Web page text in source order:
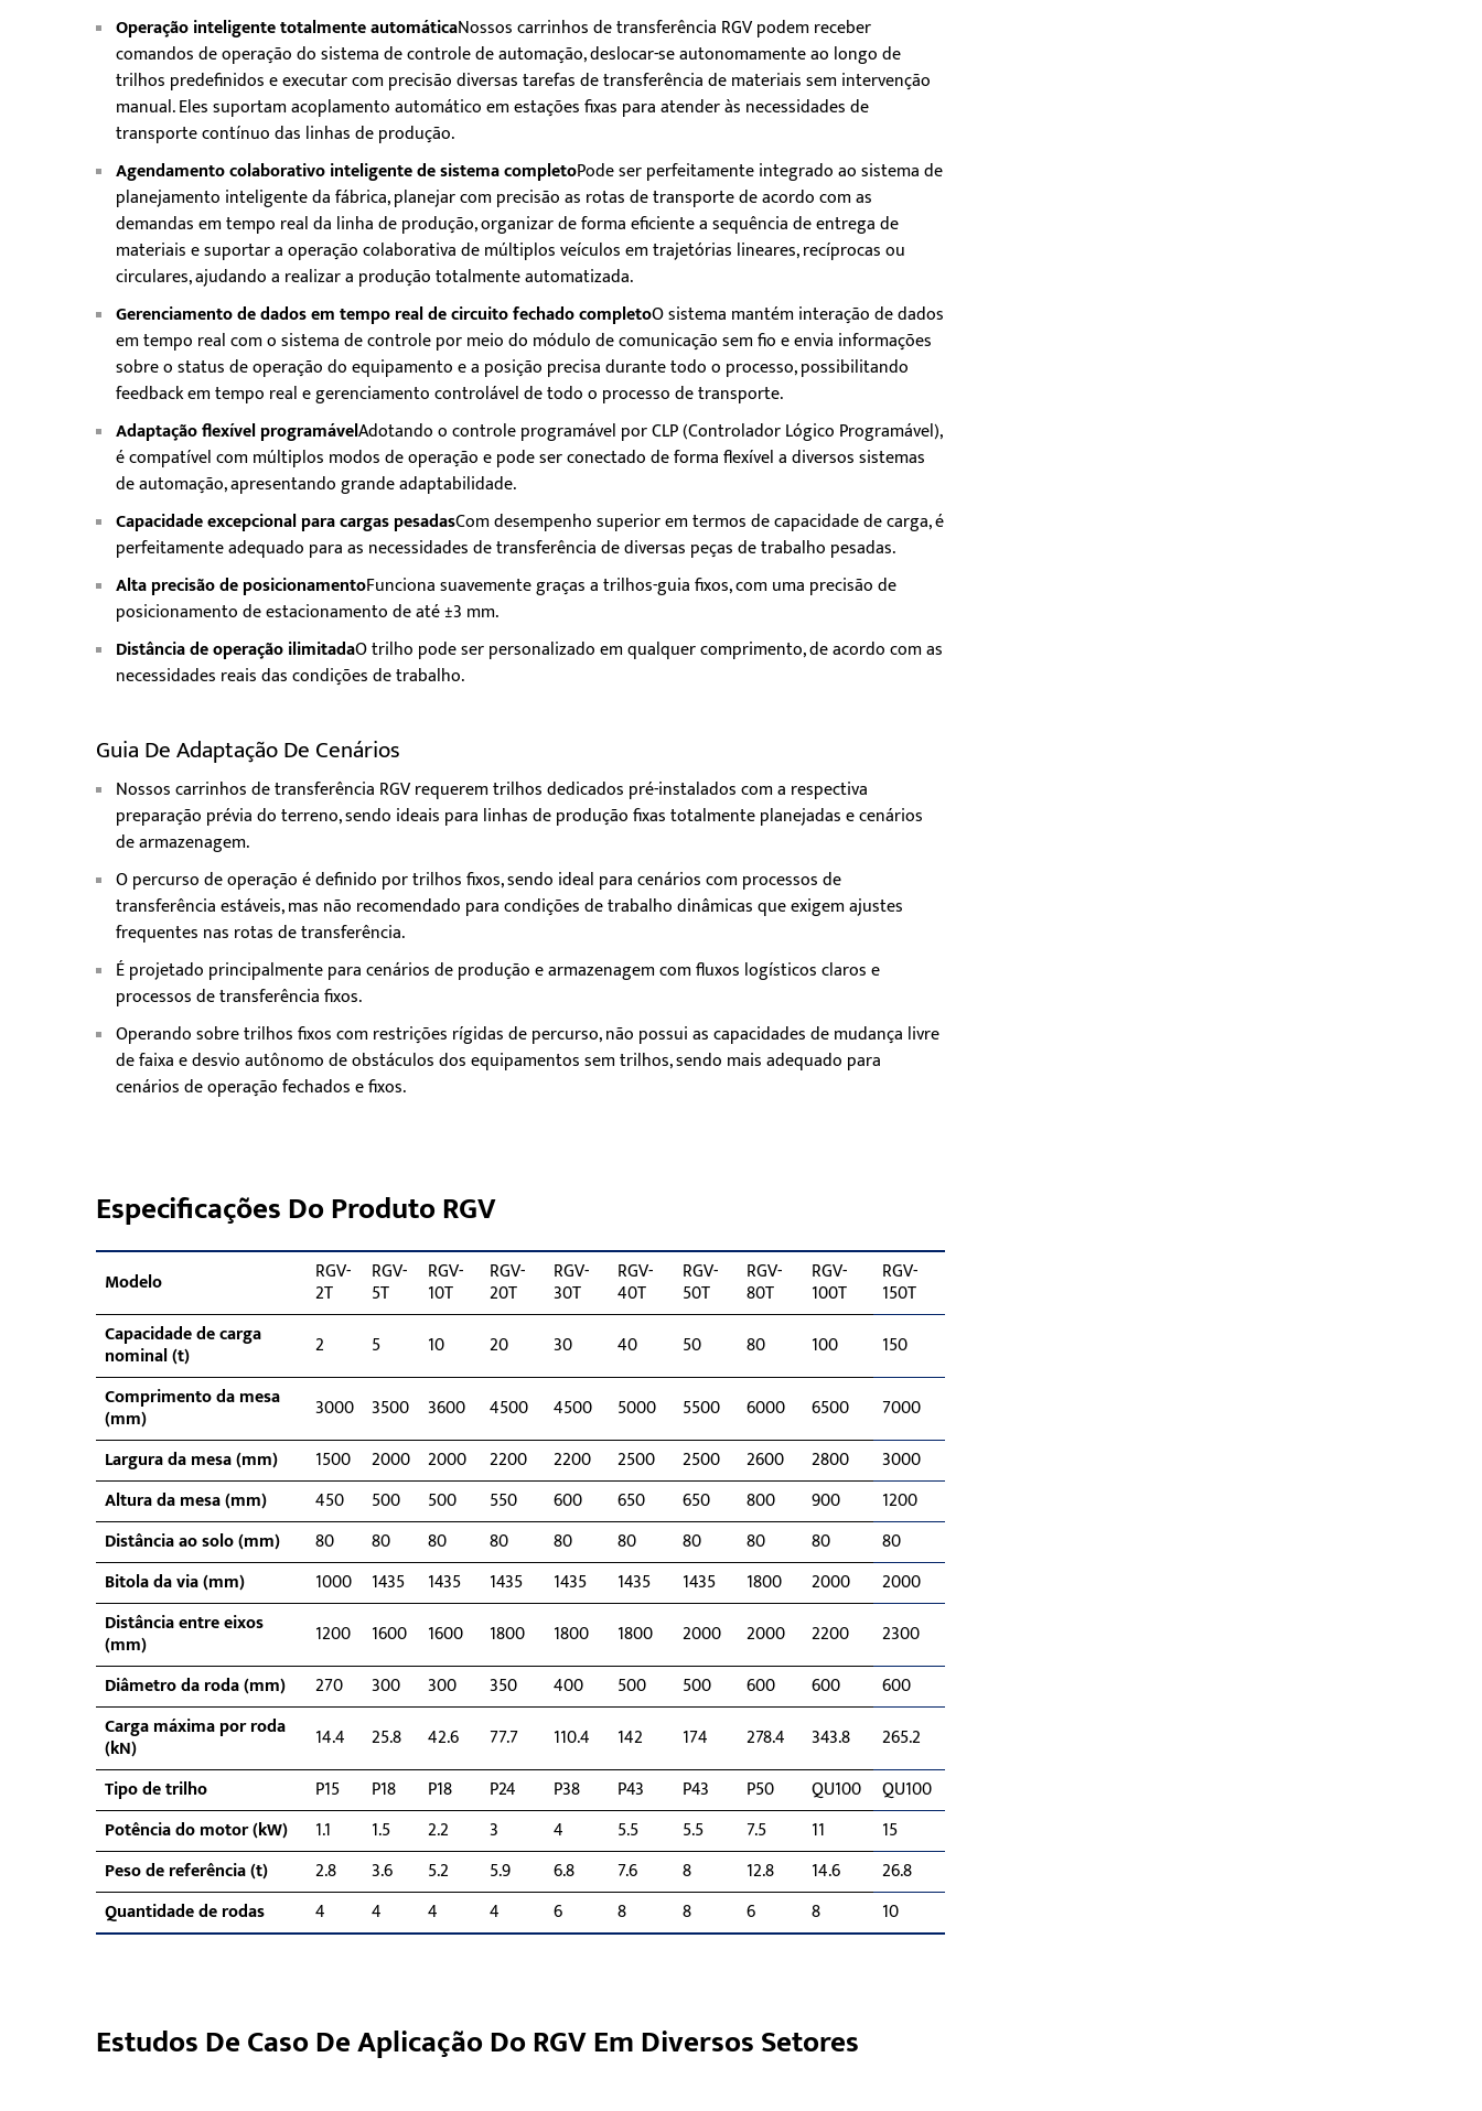
Operação inteligente totalmente automáticaNossos carrinhos de transferência RGV podem receber
comandos de operação do sistema de controle de automação, deslocar-se autonomamente ao longo de
trilhos predefinidos e executar com precisão diversas tarefas de transferência de materiais sem intervenção
manual. Eles suportam acoplamento automático em estações fixas para atender às necessidades de
transporte contínuo das linhas de produção.
Agendamento colaborativo inteligente de sistema completoPode ser perfeitamente integrado ao sistema de
planejamento inteligente da fábrica, planejar com precisão as rotas de transporte de acordo com as
demandas em tempo real da linha de produção, organizar de forma eficiente a sequência de entrega de
materiais e suportar a operação colaborativa de múltiplos veículos em trajetórias lineares, recíprocas ou
circulares, ajudando a realizar a produção totalmente automatizada.
Gerenciamento de dados em tempo real de circuito fechado completoO sistema mantém interação de dados
em tempo real com o sistema de controle por meio do módulo de comunicação sem fio e envia informações
sobre o status de operação do equipamento e a posição precisa durante todo o processo, possibilitando
feedback em tempo real e gerenciamento controlável de todo o processo de transporte.
Adaptação flexível programávelAdotando o controle programável por CLP (Controlador Lógico Programável),
é compatível com múltiplos modos de operação e pode ser conectado de forma flexível a diversos sistemas
de automação, apresentando grande adaptabilidade.
Capacidade excepcional para cargas pesadasCom desempenho superior em termos de capacidade de carga, é
perfeitamente adequado para as necessidades de transferência de diversas peças de trabalho pesadas.
Alta precisão de posicionamentoFunciona suavemente graças a trilhos-guia fixos, com uma precisão de
posicionamento de estacionamento de até ±3 mm.
Distância de operação ilimitadaO trilho pode ser personalizado em qualquer comprimento, de acordo com as
necessidades reais das condições de trabalho.
Guia De Adaptação De Cenários
Nossos carrinhos de transferência RGV requerem trilhos dedicados pré-instalados com a respectiva
preparação prévia do terreno, sendo ideais para linhas de produção fixas totalmente planejadas e cenários
de armazenagem.
O percurso de operação é definido por trilhos fixos, sendo ideal para cenários com processos de
transferência estáveis, mas não recomendado para condições de trabalho dinâmicas que exigem ajustes
frequentes nas rotas de transferência.
É projetado principalmente para cenários de produção e armazenagem com fluxos logísticos claros e
processos de transferência fixos.
Operando sobre trilhos fixos com restrições rígidas de percurso, não possui as capacidades de mudança livre
de faixa e desvio autônomo de obstáculos dos equipamentos sem trilhos, sendo mais adequado para
cenários de operação fechados e fixos.
Especificações Do Produto RGV
Modelo RGV-
2T
RGV-
5T
RGV-
10T
RGV-
20T
RGV-
30T
RGV-
40T
RGV-
50T
RGV-
80T
RGV-
100T
RGV-
150T
Capacidade de carga
nominal (t) 2 5 10 20 30 40 50 80 100
150
Comprimento da mesa
(mm) 3000 3500 3600 4500 4500 5000 5500 6000 6500
7000
Largura da mesa (mm)
1500 2000 2000 2200 2200 2500 2500 2600 2800
3000
Altura da mesa (mm)
450 500 500 550 600 650 650 800 900
1200
Distância ao solo (mm)
80 80 80 80 80 80 80 80 80
80
Bitola da via (mm)
1000 1435 1435 1435 1435 1435 1435 1800 2000
2000
Distância entre eixos
(mm) 1200 1600 1600 1800 1800 1800 2000 2000 2200
2300
Diâmetro da roda (mm)
270 300 300 350 400 500 500 600 600
600
Carga máxima por roda
(kN) 14.4 25.8 42.6 77.7 110.4 142 174 278.4 343.8
265.2
Tipo de trilho
P15 P18 P18 P24 P38 P43 P43 P50 QU100
QU100
Potência do motor (kW)
1.1 1.5 2.2 3 4 5.5 5.5 7.5 11
15
Peso de referência (t)
2.8 3.6 5.2 5.9 6.8 7.6 8 12.8 14.6
26.8
Quantidade de rodas
4 4 4 4 6 8 8 6 8 10
Estudos De Caso De Aplicação Do RGV Em Diversos Setores